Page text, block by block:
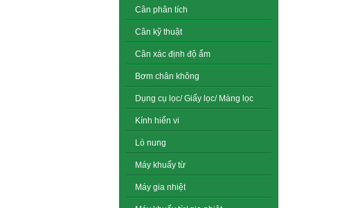
Cân phân tích
Cân kỹ thuật
Cân xác định độ ẩm
Bơm chân không
Dụng cụ lọc/ Giấy lọc/ Màng lọc
Kính hiển vi
Lò nung
Máy khuấy từ
Máy gia nhiệt